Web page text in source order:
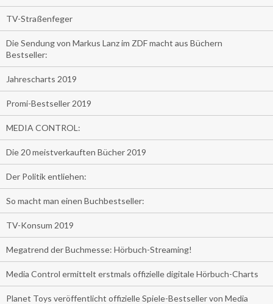
TV-Straßenfeger
Die Sendung von Markus Lanz im ZDF macht aus Büchern
Bestseller:
Jahrescharts 2019
Promi-Bestseller 2019
MEDIA CONTROL:
Die 20 meistverkauften Bücher 2019
Der Politik entliehen:
So macht man einen Buchbestseller:
TV-Konsum 2019
Megatrend der Buchmesse: Hörbuch-Streaming!
Media Control ermittelt erstmals offizielle digitale Hörbuch-Charts
Planet Toys veröffentlicht offizielle Spiele-Bestseller von Media